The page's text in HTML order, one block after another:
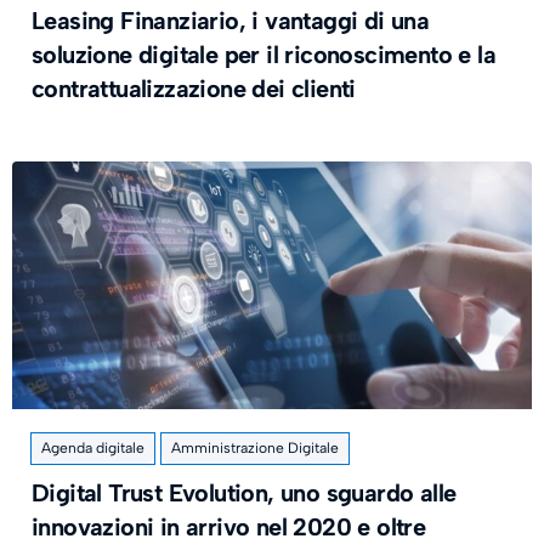
Leasing Finanziario, i vantaggi di una
soluzione digitale per il riconoscimento e la
contrattualizzazione dei clienti
Agenda digitale Amministrazione Digitale
Digital Trust Evolution, uno sguardo alle
innovazioni in arrivo nel 2020 e oltre